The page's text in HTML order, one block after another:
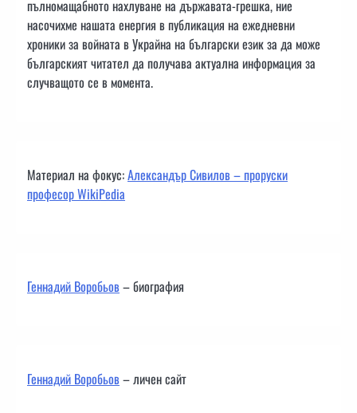
пълномащабното нахлуване на държавата-грешка, ние
насочихме нашата енергия в публикация на ежедневни
хроники за войната в Украйна на български език за да може
българският читател да получава актуална информация за
случващото се в момента.
Материал на фокус:Александър Сивилов – проруски
професор WikiPedia
Геннадий Воробьов– биография
Геннадий Воробьов– личен сайт